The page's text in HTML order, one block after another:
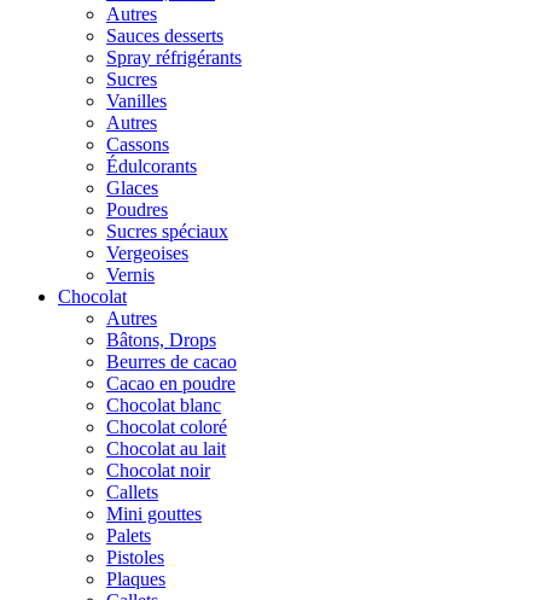
Autres
Sauces desserts
Spray réfrigérants
Sucres
Vanilles
Autres
Cassons
Édulcorants
Glaces
Poudres
Sucres spéciaux
Vergeoises
Vernis
Chocolat
Autres
Bâtons, Drops
Beurres de cacao
Cacao en poudre
Chocolat blanc
Chocolat coloré
Chocolat au lait
Chocolat noir
Callets
Mini gouttes
Palets
Pistoles
Plaques